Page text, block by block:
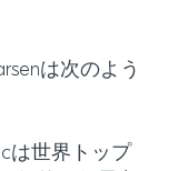
は次のよう
は世界トップ